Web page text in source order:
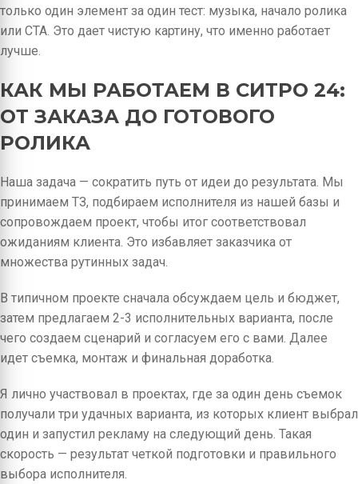
только один элемент за один тест: музыка, начало ролика
или CTA. Это дает чистую картину, что именно работает
лучше.
КАК МЫ РАБОТАЕМ В СИТРО 24:
ОТ ЗАКАЗА ДО ГОТОВОГО
РОЛИКА
Наша задача — сократить путь от идеи до результата. Мы
принимаем ТЗ, подбираем исполнителя из нашей базы и
сопровождаем проект, чтобы итог соответствовал
ожиданиям клиента. Это избавляет заказчика от
множества рутинных задач.
В типичном проекте сначала обсуждаем цель и бюджет,
затем предлагаем 2-3 исполнительных варианта, после
чего создаем сценарий и согласуем его с вами. Далее
идет съемка, монтаж и финальная доработка.
Я лично участвовал в проектах, где за один день съемок
получали три удачных варианта, из которых клиент выбрал
один и запустил рекламу на следующий день. Такая
скорость — результат четкой подготовки и правильного
выбора исполнителя.